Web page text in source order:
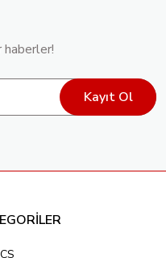
Kayıt Ol